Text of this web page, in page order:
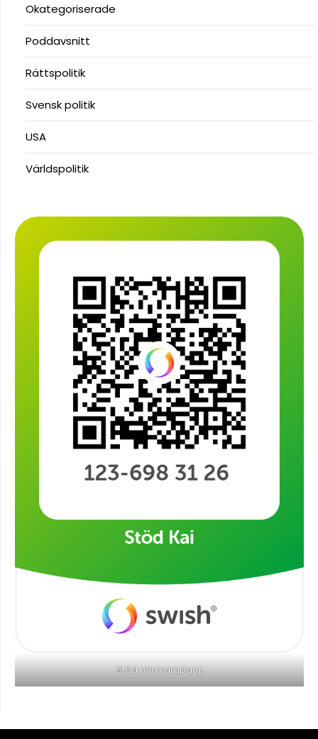
Okategoriserade
Poddavsnitt
Rättspolitik
Svensk politik
USA
Världspolitik
Stöd min kampanj!